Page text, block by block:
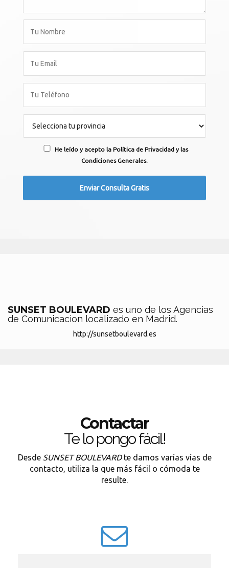
He leído y acepto la Política de Privacidad y las
Condiciones Generales.
SUNSET BOULEVARD es uno de los Agencias
de Comunicacion localizado en Madrid.
http://sunsetboulevard.es
Contactar
Te lo pongo fácil!
Desde SUNSET BOULEVARDte damos varías vías de
contacto, utiliza la que más fácil o cómoda te
resulte.